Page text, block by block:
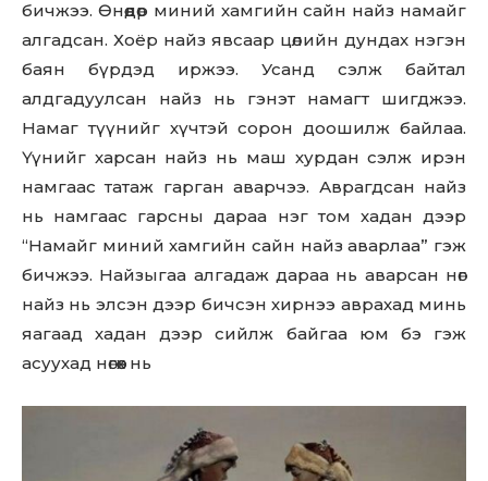
бичжээ. Өнөөдөр миний хамгийн сайн найз намайг
алгадсан. Хоёр найз явсаар цөлийн дундах нэгэн
баян бүрдэд иржээ. Усанд сэлж байтал
алдгадуулсан найз нь гэнэт намагт шигджээ.
Намаг түүнийг хүчтэй сорон доошилж байлаа.
Үүнийг харсан найз нь маш хурдан сэлж ирэн
намгаас татаж гарган аварчээ. Аврагдсан найз
нь намгаас гарсны дараа нэг том хадан дээр
“Намайг миний хамгийн сайн найз аварлаа” гэж
бичжээ. Найзыгаа алгадаж дараа нь аварсан нөгөө
найз нь элсэн дээр бичсэн хирнээ аврахад минь
яагаад хадан дээр сийлж байгаа юм бэ гэж
асуухад нөгөөх нь